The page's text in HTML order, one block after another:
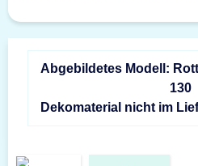
Abgebildetes Modell:
130
Dekomaterial nicht im